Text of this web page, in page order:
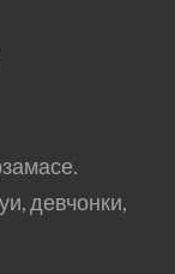
девчонки,